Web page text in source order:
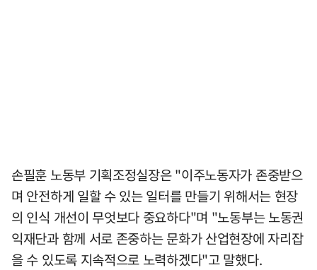
손필훈 노동부 기획조정실장은 "이주노동자가 존중받으
며 안전하게 일할 수 있는 일터를 만들기 위해서는 현장
의 인식 개선이 무엇보다 중요하다"며 "노동부는 노동권
익재단과 함께 서로 존중하는 문화가 산업현장에 자리잡
을 수 있도록 지속적으로 노력하겠다"고 말했다.